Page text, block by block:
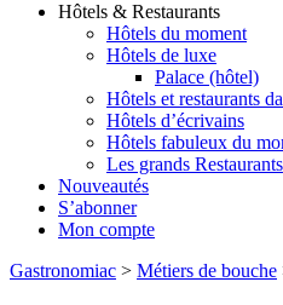
Hôtels & Restaurants
Hôtels du moment
Hôtels de luxe
Palace (hôtel)
Hôtels et restaurants
Hôtels d’écrivains
Hôtels fabuleux du
Les grands Restaurants
Nouveautés
S’abonner
Mon compte
Gastronomiac > Métiers de bouche